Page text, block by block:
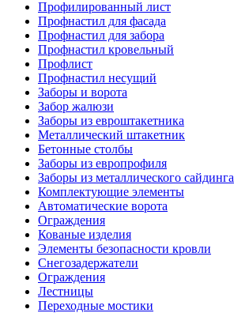
Профилированный лист
Профнастил для фасада
Профнастил для забора
Профнастил кровельный
Профлист
Профнастил несущий
Заборы и ворота
Забор жалюзи
Заборы из евроштакетника
Металлический штакетник
Бетонные столбы
Заборы из европрофиля
Заборы из металлического сайдинга
Комплектующие элементы
Автоматические ворота
Ограждения
Кованые изделия
Элементы безопасности кровли
Снегозадержатели
Ограждения
Лестницы
Переходные мостики